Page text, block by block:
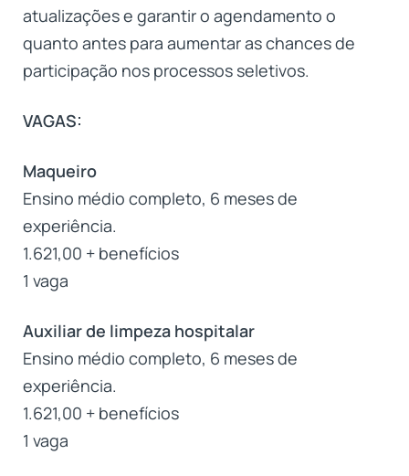
atualizações e garantir o agendamento o
quanto antes para aumentar as chances de
participação nos processos seletivos.
VAGAS:
Maqueiro
Ensino médio completo, 6 meses de
experiência.
1.621,00 + benefícios
1 vaga
Auxiliar de limpeza hospitalar
Ensino médio completo, 6 meses de
experiência.
1.621,00 + benefícios
1 vaga